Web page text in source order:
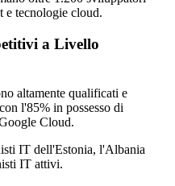
e tecnologie cloud.
a Livello
altamente qualificati e
l'85% in possesso di
Cloud.
IT dell'Estonia, l'Albania
IT attivi.